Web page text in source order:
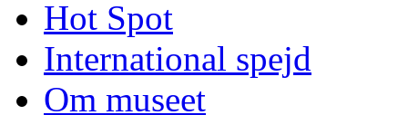
Hot Spot
International spejd
Om museet